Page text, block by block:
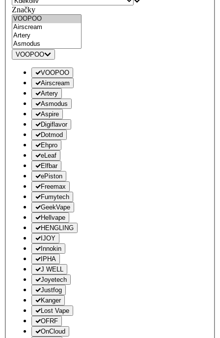
Značky
VOOPOO
VOOPOO
Airscream
Artery
Asmodus
Aspire
Digiflavor
Dotmod
Ehpro
eLeaf
Elfbar
ePiston
Freemax
Fumytech
GeekVape
Hellvape
HENGLING
IJOY
Innokin
IPHA
J WELL
Joyetech
Justfog
Kanger
Lost Vape
OFRF
OnCloud